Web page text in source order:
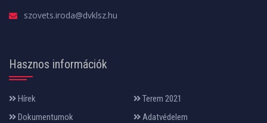
szovets.iroda@dvklsz.hu
Hasznos információk
Hírek
Terem 2021
Dokumentumok
Adatvédelem